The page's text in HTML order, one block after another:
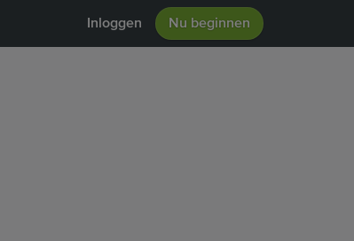
Inloggen Nu beginnen